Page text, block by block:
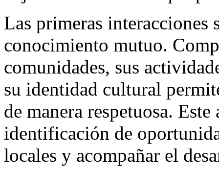
Las primeras interacciones
conocimiento mutuo.
comunidades, sus
su identidad cultural
de manera respetuosa.
identificación de
locales y acompañar el